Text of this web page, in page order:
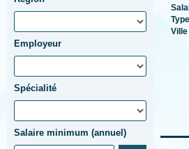
Employeur
Spécialité
Salaire minimum (annuel)
Ville